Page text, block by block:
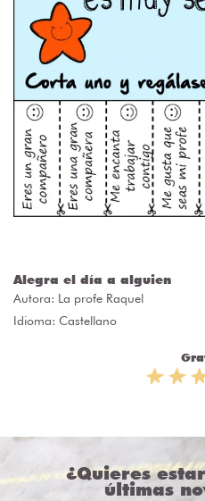
Alegra el día a alguien
Autora: La profe Raquel
Idioma: Castellano
¿Quieres
últimas